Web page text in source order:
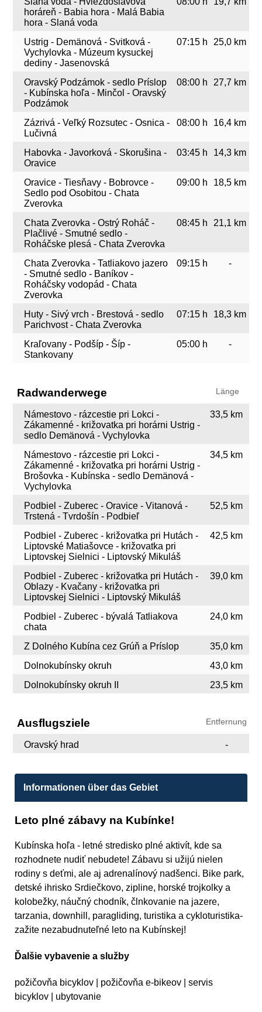
horáreň - Babia hora - Malá Babia
hora - Slaná voda
Ustrig - Demänová - Svitková -
Vychylovka - Múzeum kysuckej
dediny - Jasenovská
07:15 h 25,0 km
Oravský Podzámok - sedlo Príslop
- Kubínska hoľa - Minčol - Oravský
Podzámok
08:00 h 27,7 km
Zázrivá - Veľký Rozsutec - Osnica -
Lučivná
08:00 h 16,4 km
Habovka - Javorková - Skorušina -
Oravice
03:45 h 14,3 km
Oravice - Tiesňavy - Bobrovce -
Sedlo pod Osobitou - Chata
Zverovka
09:00 h 18,5 km
Chata Zverovka - Ostrý Roháč -
Plačlivé - Smutné sedlo -
Roháčske plesá - Chata Zverovka
08:45 h 21,1 km
Chata Zverovka - Tatliakovo jazero
- Smutné sedlo - Baníkov -
Roháčsky vodopád - Chata
Zverovka
09:15 h -
Huty - Sivý vrch - Brestová - sedlo
Parichvost - Chata Zverovka
07:15 h 18,3 km
Kraľovany - Podšíp - Šíp -
Stankovany
05:00 h -
Radwanderwege Länge
Námestovo - rázcestie pri Lokci -
Zákamenné - križovatka pri horárni Ustrig -
sedlo Demänová - Vychylovka
33,5 km
Námestovo - rázcestie pri Lokci -
Zákamenné - križovatka pri horárni Ustrig -
Brošovka - Kubínska - sedlo Demänová -
Vychylovka
34,5 km
Podbiel - Zuberec - Oravice - Vitanová -
Trstená - Tvrdošín - Podbieľ
52,5 km
Podbiel - Zuberec - križovatka pri Hutách -
Liptovské Matiašovce - križovatka pri
Liptovskej Sielnici - Liptovský Mikuláš
42,5 km
Podbiel - Zuberec - križovatka pri Hutách -
Oblazy - Kvačany - križovatka pri
Liptovskej Sielnici - Liptovský Mikuláš
39,0 km
Podbiel - Zuberec - bývalá Tatliakova
chata
24,0 km
Z Dolného Kubína cez Grúň a Príslop
35,0 km
Dolnokubínsky okruh
43,0 km
Dolnokubínsky okruh II
23,5 km
Ausflugsziele Entfernung
Oravský hrad -
Informationen über das Gebiet
Leto plné zábavy na Kubínke!
Kubínska hoľa - letné stredisko plné aktivít, kde sa
rozhodnete nudiť nebudete! Zábavu si užijú nielen
rodiny s deťmi, ale aj adrenalínový nadšenci. Bike park,
detské ihrisko Srdiečkovo, zipline, horské trojkolky a
kolobežky, náučný chodník, člnkovanie na jazere,
tarzania, downhill, paragliding, turistika a cykloturistika-
zažite nezabudnuteľné leto na Kubínskej!
Ďalšie vybavenie a služby
požičovňa bicyklov | požičovňa e-bikeov | servis
bicyklov | ubytovanie